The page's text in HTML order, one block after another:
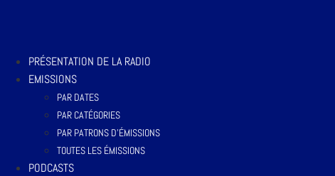
PRÉSENTATION DE LA RADIO
EMISSIONS
PAR DATES
PAR CATÉGORIES
PAR PATRONS D’ÉMISSIONS
TOUTES LES ÉMISSIONS
PODCASTS